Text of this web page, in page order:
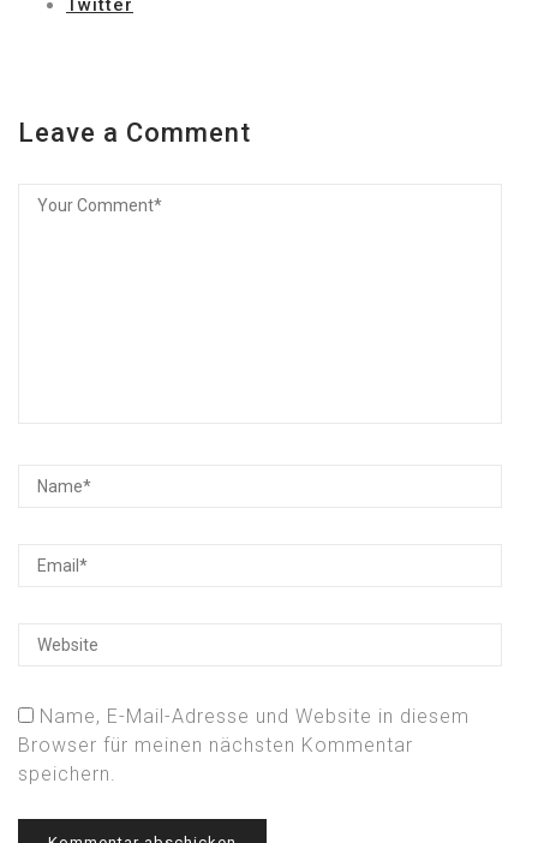
Twitter
Leave a Comment
Name, E-Mail-Adresse und Website in diesem
Browser für meinen nächsten Kommentar
speichern.